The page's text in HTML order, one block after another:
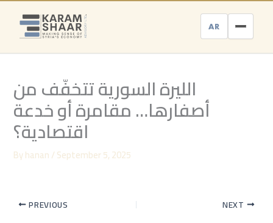
Skip
content
AR
الليرة السورية تتخفّف من
أصفارها… مقامرة أو خدعة
اقتصادية؟
Byhanan/September 5, 2025
PREVIOUS NEXT